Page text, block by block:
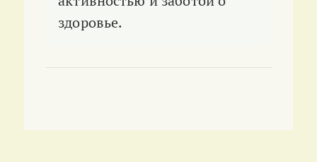
здоровье.